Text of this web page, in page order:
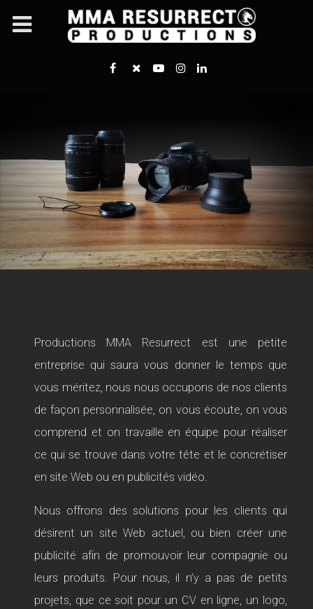
Productions MMA Resurrect est une petite
entreprise qui saura vous donner le temps que
vous méritez, nous nous occupons de nos clients
de façon personnalisée, on vous écoute, on vous
comprend et on travaille en équipe pour réaliser
ce qui se trouve dans votre tête et le concrétiser
en site Web ou en publicités vidéo.
Nous offrons des solutions pour les clients qui
désirent un site Web actuel, ou bien créer une
publicité afin de promouvoir leur compagnie ou
leurs produits. Pour nous, il n’y a pas de petits
projets, que ce soit pour un CV en ligne, un logo,